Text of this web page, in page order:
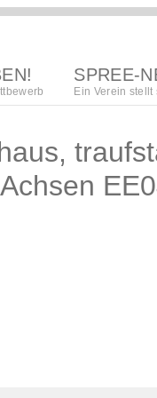
SPREE-
Ein Verein stellt
Lokalna
kupka